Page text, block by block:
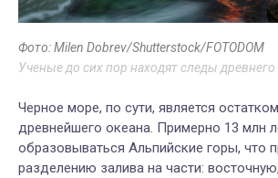
Фото: Milen Dobrev/Shutterstock/FOTODOM
Ученые до сих пор находят следы
Черное море, по сути, является
древнейшего океана. Примерно 13 млн
образовываться Альпийские горы, что
разделению залива на части: